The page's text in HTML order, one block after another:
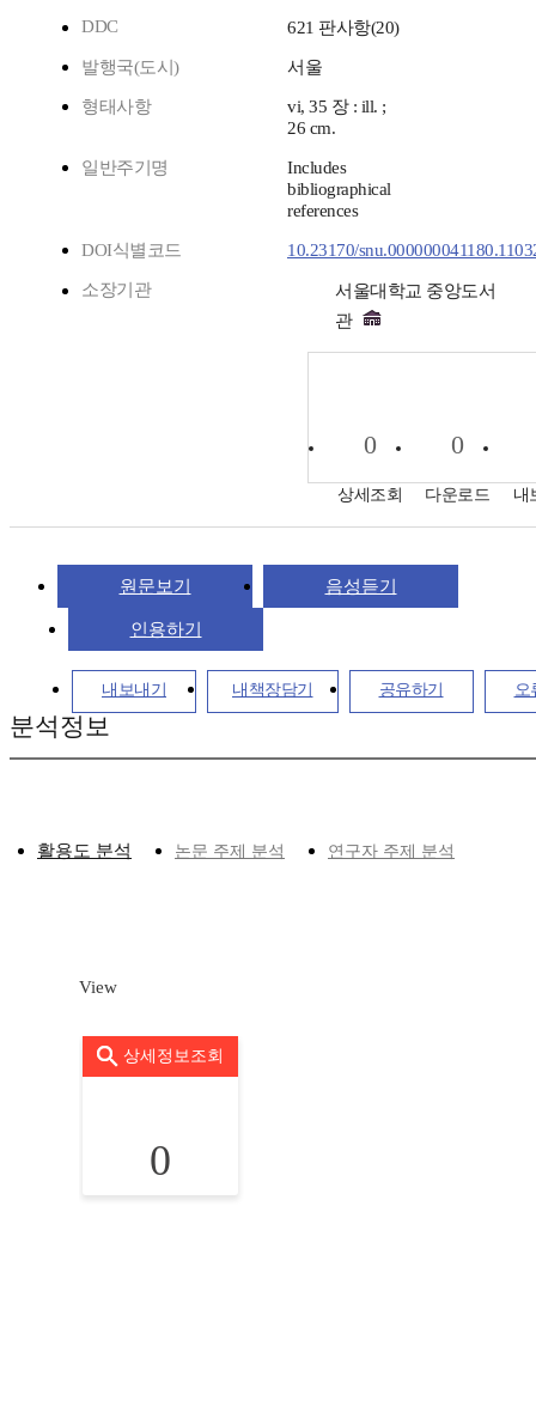
DDC
621 판사항(20)
발행국(도시) 서울
형태사항
vi, 35 장 : ill. ;
26 cm.
일반주기명
Includes
bibliographical
references
DOI식별코드 10.23170/
소장기관
서울대학교 중앙도서
관
0
상세조회
0
다운로드 내
원문보기 음성듣기
인용하기
내보내기 내책장담기 공유하기 오
분석정보
활용도 분석 논문 주제 분석 연구자 주제 분석
View
상세정보조회
0